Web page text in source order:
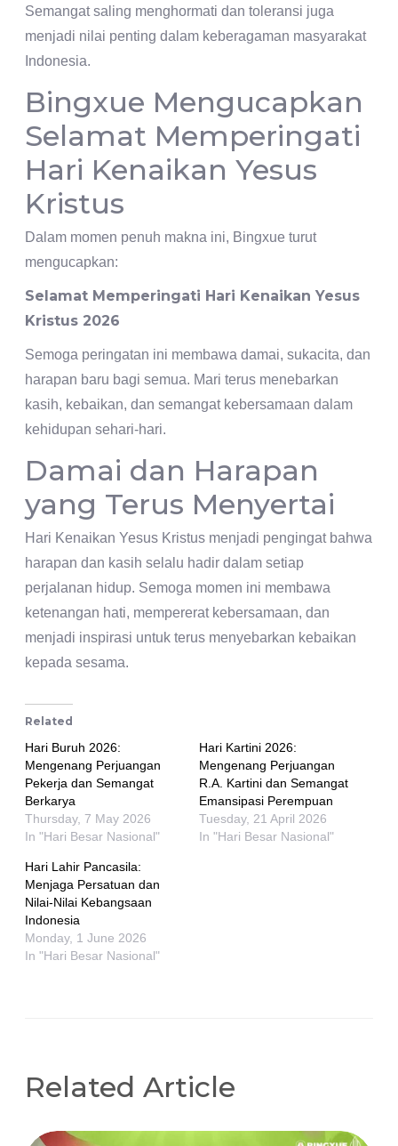
Semangat saling menghormati dan toleransi juga
menjadi nilai penting dalam keberagaman masyarakat
Indonesia.
Bingxue Mengucapkan
Selamat Memperingati
Hari Kenaikan Yesus
Kristus
Dalam momen penuh makna ini, Bingxue turut
mengucapkan:
Selamat Memperingati Hari Kenaikan Yesus
Kristus 2026
Semoga peringatan ini membawa damai, sukacita, dan
harapan baru bagi semua. Mari terus menebarkan
kasih, kebaikan, dan semangat kebersamaan dalam
kehidupan sehari-hari.
Damai dan Harapan
yang Terus Menyertai
Hari Kenaikan Yesus Kristus menjadi pengingat bahwa
harapan dan kasih selalu hadir dalam setiap
perjalanan hidup. Semoga momen ini membawa
ketenangan hati, mempererat kebersamaan, dan
menjadi inspirasi untuk terus menyebarkan kebaikan
kepada sesama.
Related
Hari Buruh 2026:
Mengenang Perjuangan
Pekerja dan Semangat
Berkarya
Thursday, 7 May 2026
In "Hari Besar Nasional"
Hari Kartini 2026:
Mengenang Perjuangan
R.A. Kartini dan Semangat
Emansipasi Perempuan
Tuesday, 21 April 2026
In "Hari Besar Nasional"
Hari Lahir Pancasila:
Menjaga Persatuan dan
Nilai-Nilai Kebangsaan
Indonesia
Monday, 1 June 2026
In "Hari Besar Nasional"
Related Article